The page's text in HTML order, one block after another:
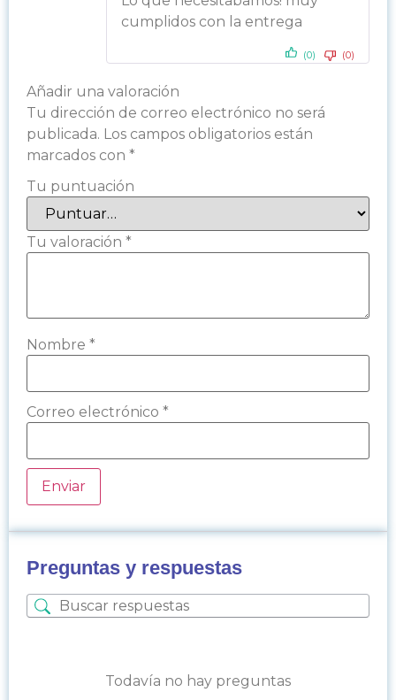
cumplidos con la entrega
(0) (0)
Añadir una valoración
Tu dirección de correo electrónico no será
publicada. Los campos obligatorios están
marcados con *
Tu puntuación
Tu valoración *
Nombre *
Correo electrónico *
Preguntas y respuestas
Todavía no hay preguntas